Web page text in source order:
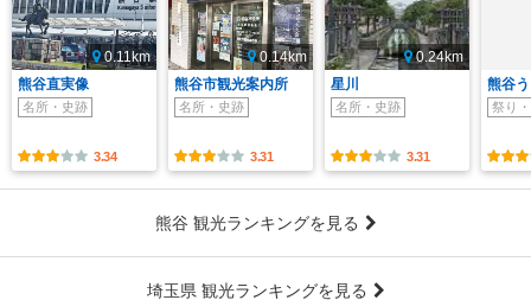
0.11km
熊谷直実像
名所・史跡
3.34
0.14km
熊谷市観光案内所
名所・史跡
3.31
0.24km
星川
名所・史跡
3.31
熊谷
祭り
熊谷 観光ランキングを見る
埼玉県 観光ランキングを見る